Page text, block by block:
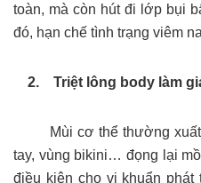
toàn, mà còn hút đi lớp bụi
đó, hạn chế tình trạng viêm
2. Triệt lông body làm
Mùi cơ thể thường xuất
tay, vùng bikini… đọng lại
điều kiện cho vi khuẩn phát